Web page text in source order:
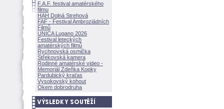
F.A.F. festival amatérského
filmu
HAH Dolná Strehov
FAF - Festival Ambroziádních
Filmů
UNICA Lugano 2026
Festival leteckých
amatérských filmů
Rychnovská osmička
Střekovská kamera
Rodinné amatérské video -
Memoriál Zdeňka Kopky
Pardubický kraťas
Vysokovský kohout
Okem dobrodruha